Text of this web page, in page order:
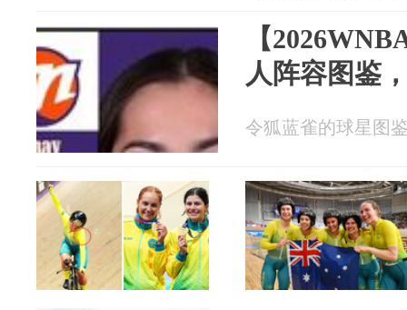
【
人阵容图鉴
令狐蓝雀的球星图